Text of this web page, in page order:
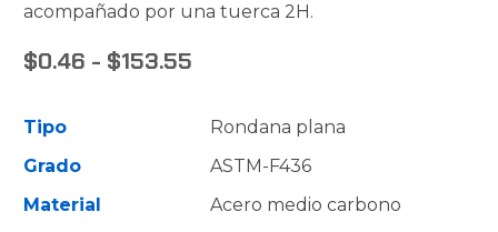
acompañado por una tuerca 2H.
$0.46 - $153.55
DESDE
$0.46
$153.55
Tipo
Rondana plana
Grado
ASTM-F436
Material
Acero medio carbono